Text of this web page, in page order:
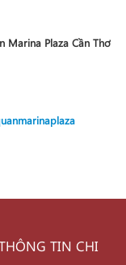
Marina Plaza Cần Thơ
TIN CHI